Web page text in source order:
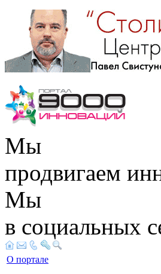
Мы
продвигаем
Мы
в социальных
О портале